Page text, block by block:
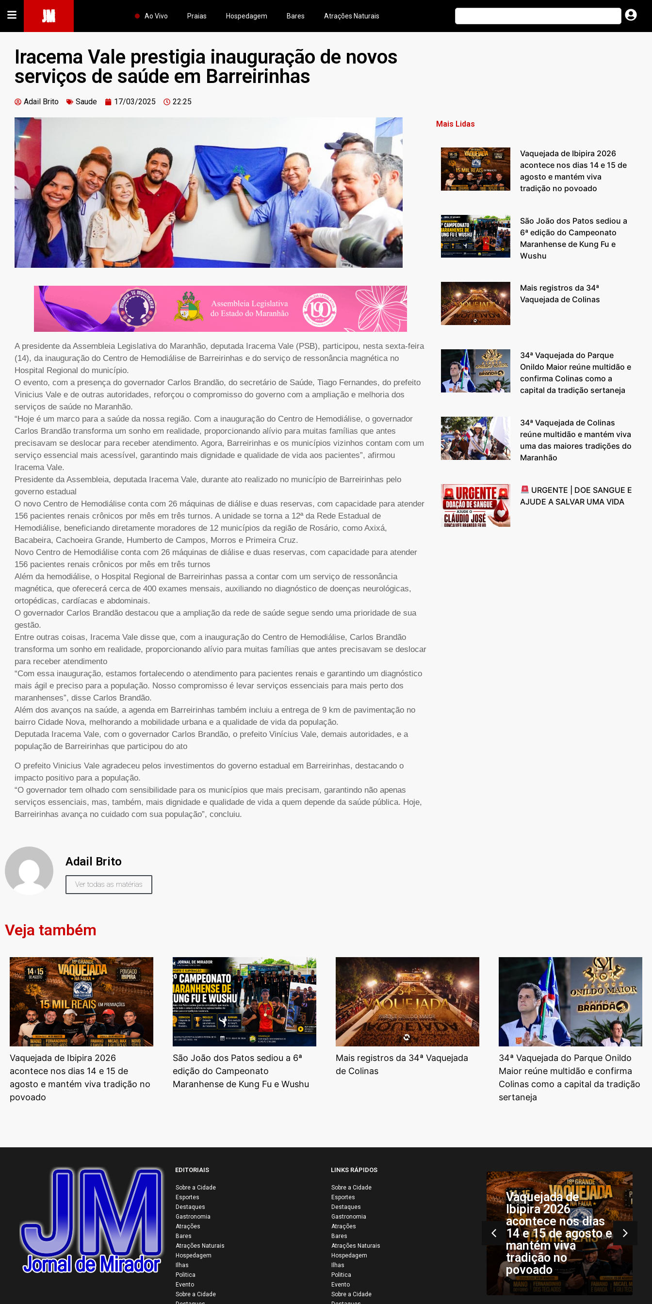
JM Ao Vivo Praias Hospedagem Bares Atrações Naturais
Iracema Vale prestigia inauguração de novos
serviços de saúde em Barreirinhas
Adail Brito Saude 17/03/2025 22:25
A presidente da Assembleia Legislativa do Maranhão, deputada Iracema Vale (PSB), participou, nesta sexta-feira
(14), da inauguração do Centro de Hemodiálise de Barreirinhas e do serviço de ressonância magnética no
Hospital Regional do município.
O evento, com a presença do governador Carlos Brandão, do secretário de Saúde, Tiago Fernandes, do prefeito
Vinicius Vale e de outras autoridades, reforçou o compromisso do governo com a ampliação e melhoria dos
serviços de saúde no Maranhão.
“Hoje é um marco para a saúde da nossa região. Com a inauguração do Centro de Hemodiálise, o governador
Carlos Brandão transforma um sonho em realidade, proporcionando alívio para muitas famílias que antes
precisavam se deslocar para receber atendimento. Agora, Barreirinhas e os municípios vizinhos contam com um
serviço essencial mais acessível, garantindo mais dignidade e qualidade de vida aos pacientes”, afirmou
Iracema Vale.
Presidente da Assembleia, deputada Iracema Vale, durante ato realizado no município de Barreirinhas pelo
governo estadual
O novo Centro de Hemodiálise conta com 26 máquinas de diálise e duas reservas, com capacidade para atender
156 pacientes renais crônicos por mês em três turnos. A unidade se torna a 12ª da Rede Estadual de
Hemodiálise, beneficiando diretamente moradores de 12 municípios da região de Rosário, como Axixá,
Bacabeira, Cachoeira Grande, Humberto de Campos, Morros e Primeira Cruz.
Novo Centro de Hemodiálise conta com 26 máquinas de diálise e duas reservas, com capacidade para atender
156 pacientes renais crônicos por mês em três turnos
Além da hemodiálise, o Hospital Regional de Barreirinhas passa a contar com um serviço de ressonância
magnética, que oferecerá cerca de 400 exames mensais, auxiliando no diagnóstico de doenças neurológicas,
ortopédicas, cardíacas e abdominais.
O governador Carlos Brandão destacou que a ampliação da rede de saúde segue sendo uma prioridade de sua
gestão.
Entre outras coisas, Iracema Vale disse que, com a inauguração do Centro de Hemodiálise, Carlos Brandão
transforma um sonho em realidade, proporcionando alívio para muitas famílias que antes precisavam se deslocar
para receber atendimento
“Com essa inauguração, estamos fortalecendo o atendimento para pacientes renais e garantindo um diagnóstico
mais ágil e preciso para a população. Nosso compromisso é levar serviços essenciais para mais perto dos
maranhenses”, disse Carlos Brandão.
Além dos avanços na saúde, a agenda em Barreirinhas também incluiu a entrega de 9 km de pavimentação no
bairro Cidade Nova, melhorando a mobilidade urbana e a qualidade de vida da população.
Deputada Iracema Vale, com o governador Carlos Brandão, o prefeito Vinícius Vale, demais autoridades, e a
população de Barreirinhas que participou do ato
O prefeito Vinicius Vale agradeceu pelos investimentos do governo estadual em Barreirinhas, destacando o
impacto positivo para a população.
“O governador tem olhado com sensibilidade para os municípios que mais precisam, garantindo não apenas
serviços essenciais, mas, também, mais dignidade e qualidade de vida a quem depende da saúde pública. Hoje,
Barreirinhas avança no cuidado com sua população”, concluiu.
Mais Lidas
Vaquejada de Ibipira 2026
acontece nos dias 14 e 15 de
agosto e mantém viva
tradição no povoado
São João dos Patos sediou a
6ª edição do Campeonato
Maranhense de Kung Fu e
Wushu
Mais registros da 34ª
Vaquejada de Colinas
34ª Vaquejada do Parque
Onildo Maior reúne multidão e
confirma Colinas como a
capital da tradição sertaneja
34ª Vaquejada de Colinas
reúne multidão e mantém viva
uma das maiores tradições do
Maranhão
URGENTE | DOE SANGUE E
AJUDE A SALVAR UMA VIDA
Adail Brito
Ver todas as matérias
Veja também
Vaquejada de Ibipira 2026
acontece nos dias 14 e 15 de
agosto e mantém viva tradição no
povoado
São João dos Patos sediou a 6ª
edição do Campeonato
Maranhense de Kung Fu e Wushu
Mais registros da 34ª Vaquejada
de Colinas
34ª Vaquejada do Parque Onildo
Maior reúne multidão e confirma
Colinas como a capital da tradição
sertaneja
EDITORIAIS
Sobre a Cidade
Esportes
Destaques
Gastronomia
Atrações
Bares
Atrações Naturais
Hospedagem
Ilhas
Politica
Evento
Sobre a Cidade
LINKS RÁPIDOS
Sobre a Cidade
Esportes
Destaques
Gastronomia
Atrações
Bares
Atrações Naturais
Hospedagem
Ilhas
Politica
Evento
Sobre a Cidade
34ª Vaquejada do
Parque Onildo
Maior reúne
confirma Colinas
como a capital da
Vaquejada de
Ibipira 2026
acontece nos dias
14 e 15 de agosto e
mantém viva
tradição no
povoado